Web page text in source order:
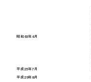
昭和63年4月
平成25年7月
平成29年8月